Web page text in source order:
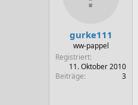
gurke111
ww-pappel
Registriert
11. Oktober 2010
Beiträge
3